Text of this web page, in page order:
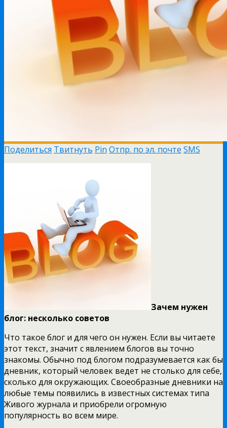
Поделиться Твитнуть Pin Отпр. по эл. почте SMS
Зачем нужен
блог: несколько советов
Что такое блог и для чего он нужен. Если вы читаете
этот текст, значит с явлением блогов вы точно
знакомы. Обычно под блогом подразумевается как бы
дневник, который человек ведет не столько для себе,
сколько для окружающих. Своеобразные дневники на
любые темы появились в известных системах типа
Живого журнала и приобрели огромную
популярность во всем мире.